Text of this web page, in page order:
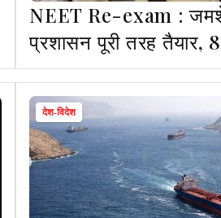
NEET Re-exam :
प्रशासन पूरी तरह तैयार, 8
केंद्रों पर 4 हजार अभ्यर्थी
देश-विदेश